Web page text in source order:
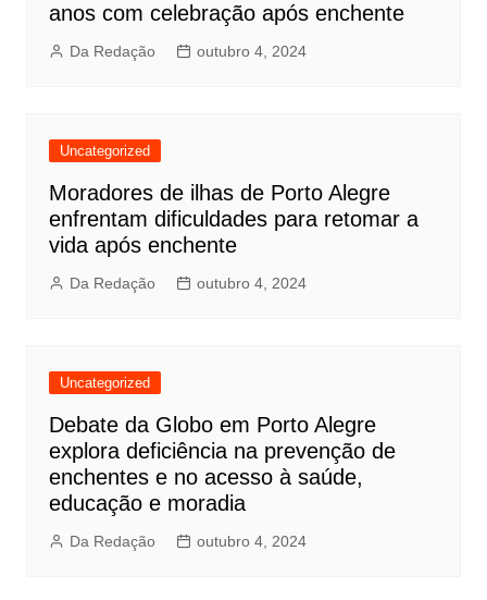
anos com celebração após enchente
Da Redação outubro 4, 2024
Uncategorized
Moradores de ilhas de Porto Alegre
enfrentam dificuldades para retomar a
vida após enchente
Da Redação outubro 4, 2024
Uncategorized
Debate da Globo em Porto Alegre
explora deficiência na prevenção de
enchentes e no acesso à saúde,
educação e moradia
Da Redação outubro 4, 2024